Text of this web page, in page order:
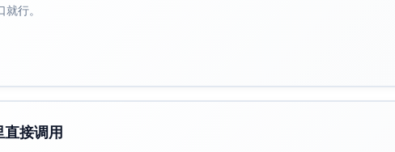
（预登记→优先通道→房控），前台设“周中峰时值班经理”负责时效。
明确告知用途与保留周期；身份证信息仅用于入住核验与法定留存，敏感
派人手；房务与前台建立“空房即分配”机制，减少等待。
；自助办理≥40%（周中）。
行。
接调用